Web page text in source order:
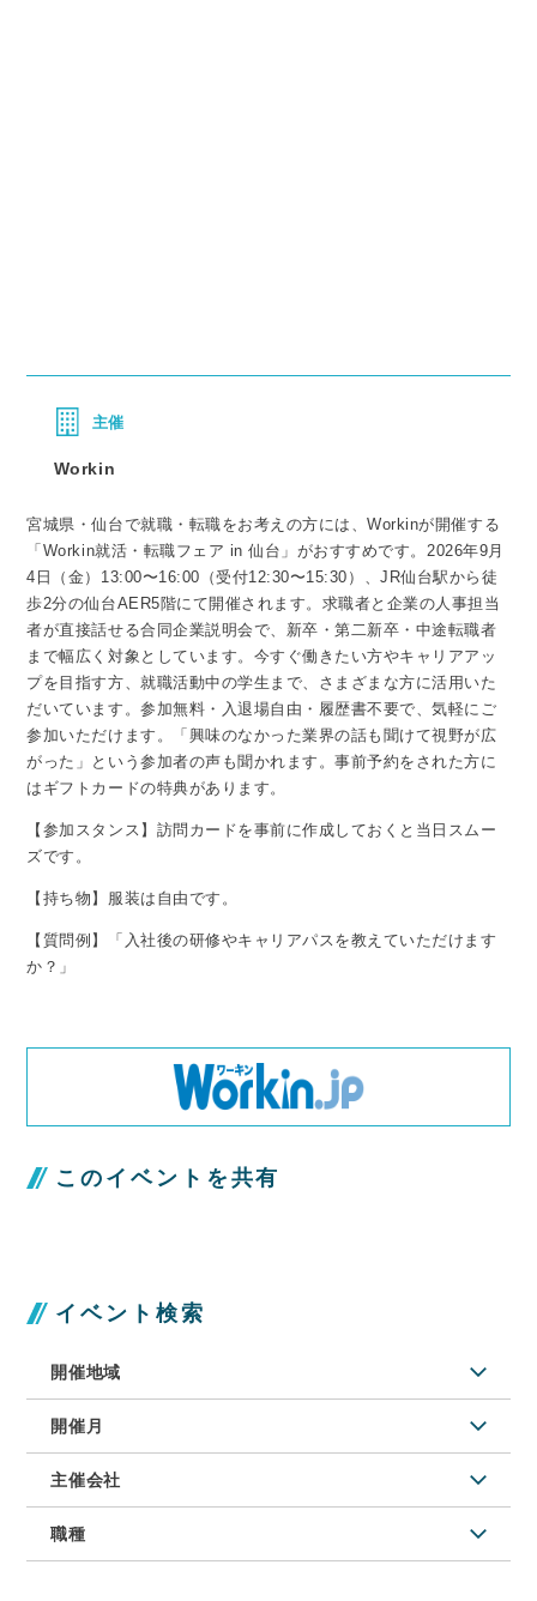
主催
Workin
宮城県・仙台で就職・転職をお考えの方には、Workinが開催する
「Workin就活・転職フェア in 仙台」がおすすめです。2026年9月
4日（金）13:00〜16:00（受付12:30〜15:30）、JR仙台駅から徒
歩2分の仙台AER5階にて開催されます。求職者と企業の人事担当
者が直接話せる合同企業説明会で、新卒・第二新卒・中途転職者
まで幅広く対象としています。今すぐ働きたい方やキャリアアッ
プを目指す方、就職活動中の学生まで、さまざまな方に活用いた
だいています。参加無料・入退場自由・履歴書不要で、気軽にご
参加いただけます。「興味のなかった業界の話も聞けて視野が広
がった」という参加者の声も聞かれます。事前予約をされた方に
はギフトカードの特典があります。
【参加スタンス】訪問カードを事前に作成しておくと当日スムー
ズです。
【持ち物】服装は自由です。
【質問例】「入社後の研修やキャリアパスを教えていただけます
か？」
このイベントを共有
イベント検索
開催地域
開催月
主催会社
職種